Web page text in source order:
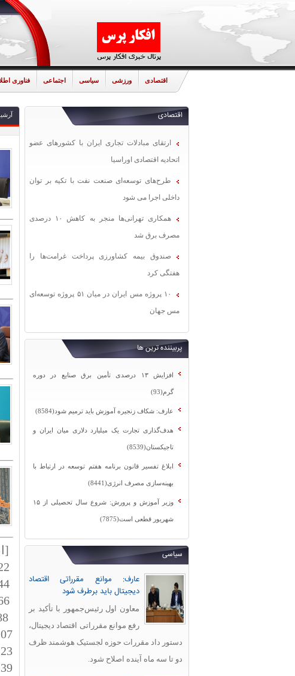
اقتصادی ورزشی سیاسی اجتماعی فناوری
اقتصادی
ارتقای مبادلات تجاری ایران با کشورهای عضو
اتحادیه اقتصادی اوراسیا
طرح‌های توسعه‌ای صنعت نفت با تکیه بر توان
داخلی اجرا می شود
همکاری تهرانی‌ها منجر به کاهش ۱۰ درصدی
مصرف برق شد
صندوق بیمه کشاورزی پرداخت غرامت‌ها را
هفتگی کرد
۱۰ پروژه مس ایران در میان ۵۱ پروژه توسعه‌ای
مس جهان
پربیننده ترین ها
افزایش ۱۳ درصدی تأمین برق صنایع در دوره
گرم(93)
عارف: شکاف زنجیره آموزش باید ترمیم شود(8584)
هدف‌گذاری تجارت یک میلیارد دلاری میان ایران و
تاجیکستان(8539)
ابلاغ تفسیر قانون برنامه هفتم توسعه در ارتباط با
بهینه‌سازی مصرف انرژی(8441)
وزیر آموزش و پرورش: شروع سال تحصیلی از ۱۵
شهریور قطعی است(7875)
سیاسی
عارف: موانع مقرراتی اقتصاد
دیجیتال باید برطرف شود
معاون اول رئیس‌جمهور با تأکید بر
رفع موانع مقرراتی اقتصاد دیجیتال،
دستور داد مقررات حوزه لجستیک هوشمند ظرف
دو تا سه ماه آینده اصلاح شود.